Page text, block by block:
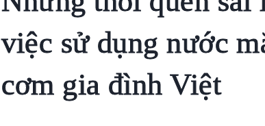
việc sử dụng nước
cơm gia đình Việt